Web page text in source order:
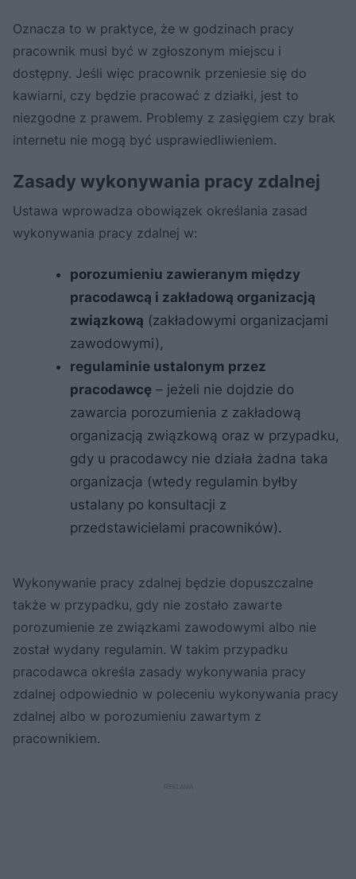
Oznacza to w praktyce, że w godzinach pracy
pracownik musi być w zgłoszonym miejscu i
dostępny. Jeśli więc pracownik przeniesie się do
kawiarni, czy będzie pracować z działki, jest to
niezgodne z prawem. Problemy z zasięgiem czy brak
internetu nie mogą być usprawiedliwieniem.
Zasady wykonywania pracy zdalnej
Ustawa wprowadza obowiązek określania zasad
wykonywania pracy zdalnej w:
porozumieniu zawieranym między
pracodawcą i zakładową organizacją
związkową (zakładowymi organizacjami
zawodowymi),
regulaminie ustalonym przez
pracodawcę – jeżeli nie dojdzie do
zawarcia porozumienia z zakładową
organizacją związkową oraz w przypadku,
gdy u pracodawcy nie działa żadna taka
organizacja (wtedy regulamin byłby
ustalany po konsultacji z
przedstawicielami pracowników).
Wykonywanie pracy zdalnej będzie dopuszczalne
także w przypadku, gdy nie zostało zawarte
porozumienie ze związkami zawodowymi albo nie
został wydany regulamin. W takim przypadku
pracodawca określa zasady wykonywania pracy
zdalnej odpowiednio w poleceniu wykonywania pracy
zdalnej albo w porozumieniu zawartym z
pracownikiem.